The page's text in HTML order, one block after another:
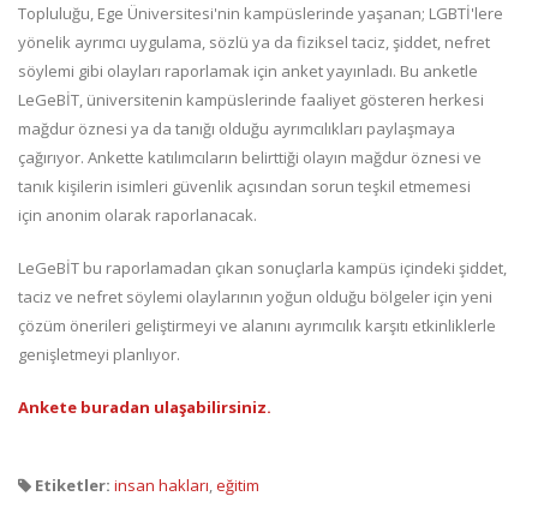
Topluluğu, Ege Üniversitesi'nin kampüslerinde yaşanan; LGBTİ'lere
yönelik ayrımcı uygulama, sözlü ya da fiziksel taciz, şiddet, nefret
söylemi gibi olayları raporlamak için anket yayınladı. Bu anketle
LeGeBİT, üniversitenin kampüslerinde faaliyet gösteren herkesi
mağdur öznesi ya da tanığı olduğu ayrımcılıkları paylaşmaya
çağırıyor. Ankette katılımcıların belirttiği olayın mağdur öznesi ve
tanık kişilerin isimleri güvenlik açısından sorun teşkil etmemesi
için anonim olarak raporlanacak.
LeGeBİT bu raporlamadan çıkan sonuçlarla kampüs içindeki şiddet,
taciz ve nefret söylemi olaylarının yoğun olduğu bölgeler için yeni
çözüm önerileri geliştirmeyi ve alanını ayrımcılık karşıtı etkinliklerle
genişletmeyi planlıyor.
Ankete buradan ulaşabilirsiniz.
Etiketler: insan hakları,eğitim